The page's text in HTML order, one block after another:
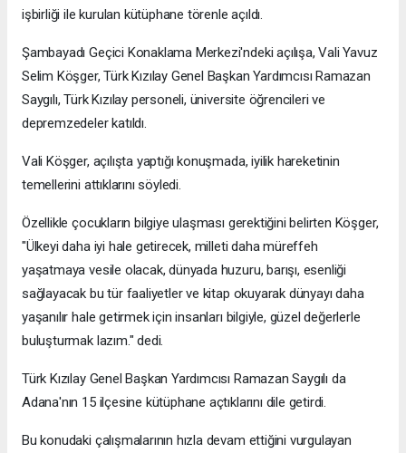
işbirliği ile kurulan kütüphane törenle açıldı.
Şambayadı Geçici Konaklama Merkezi'ndeki açılışa, Vali Yavuz
Selim Köşger, Türk Kızılay Genel Başkan Yardımcısı Ramazan
Saygılı, Türk Kızılay personeli, üniversite öğrencileri ve
depremzedeler katıldı.
Vali Köşger, açılışta yaptığı konuşmada, iyilik hareketinin
temellerini attıklarını söyledi.
Özellikle çocukların bilgiye ulaşması gerektiğini belirten Köşger,
"Ülkeyi daha iyi hale getirecek, milleti daha müreffeh
yaşatmaya vesile olacak, dünyada huzuru, barışı, esenliği
sağlayacak bu tür faaliyetler ve kitap okuyarak dünyayı daha
yaşanılır hale getirmek için insanları bilgiyle, güzel değerlerle
buluşturmak lazım." dedi.
Türk Kızılay Genel Başkan Yardımcısı Ramazan Saygılı da
Adana'nın 15 ilçesine kütüphane açtıklarını dile getirdi.
Bu konudaki çalışmalarının hızla devam ettiğini vurgulayan